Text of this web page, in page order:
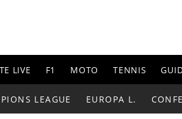
LIVE F1 MOTO TENNIS
LEAGUE EUROPA L.